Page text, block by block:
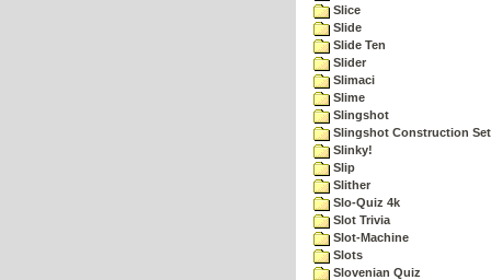
Slice
Slide
Slide Ten
Slider
Slimaci
Slime
Slingshot
Slingshot Construction Set
Slinky!
Slip
Slither
Slo-Quiz 4k
Slot Trivia
Slot-Machine
Slots
Slovenian Quiz